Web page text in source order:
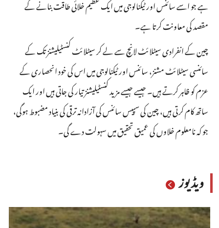
ہے جو اسے سائنس اور ٹیکنالوجی میں ایک عظیم خلائی طاقت بنانے کے
مقصد کی معاونت کرتا ہے۔
چین کے انفرادی سیٹلائٹ لانچ سے لے کر سیٹلائٹ کنسٹیلیشنز تک کے
سائنسی سیٹلائٹ مشنز، سائنس اور ٹیکنالوجی میں اس کی خود انحصاری کے
عزم کو ظاہر کرتے ہیں۔ جیسے جیسے مزید کنسٹیلیشنز تیار کی جاتی ہیں اور ایک
ساتھ کام کرتی ہیں، چین کی سپیس سائنس کی آزادانہ ترقی کی بنیاد مضبوط ہوگی،
جو کہ نامعلوم خلاوں کی عمیق تحقیق میں سہولت دے گی۔
ویڈیوز